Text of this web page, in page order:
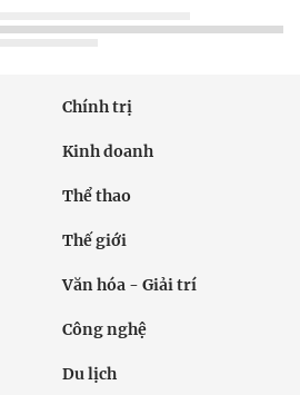
Chính trị
Kinh doanh
Thể thao
Thế giới
Văn hóa - Giải trí
Công nghệ
Du lịch